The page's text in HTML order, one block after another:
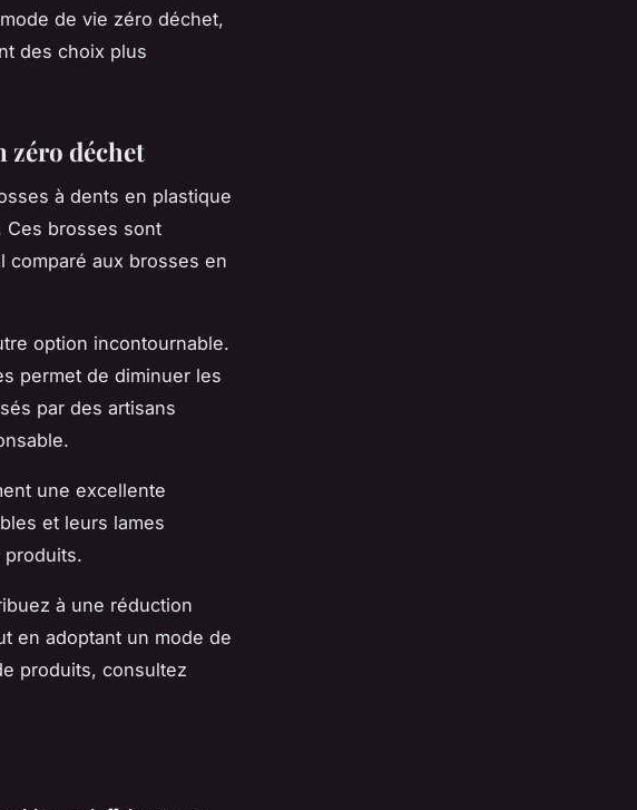
de vie zéro déchet,
des choix plus
zéro déchet
à dents en plastique
brosses sont
comparé aux brosses en
option incontournable.
permet de diminuer les
par des artisans
une excellente
et leurs lames
produits.
à une réduction
en adoptant un mode de
produits, consultez